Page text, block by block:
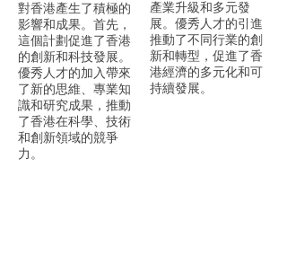
對香港產生了積極的
影響和成果。首先，
這個計劃促進了香港
的創新和科技發展。
優秀人才的加入帶來
了新的思維、專業知
識和研究成果，推動
了香港在科學、技術
和創新領域的競爭
力。
產業升級和多元發
展。優秀人才的引進
推動了不同行業的創
新和轉型，促進了香
港經濟的多元化和可
持續發展。